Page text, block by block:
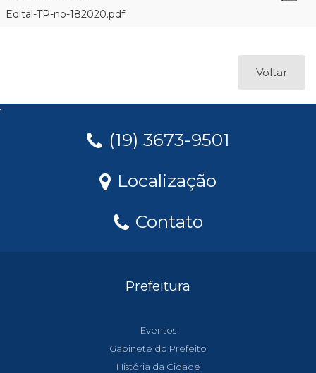
Edital-TP-no-182020.pdf
Voltar
(19) 3673-9501
Localização
Contato
Prefeitura
Eventos
Gabinete do Prefeito
História da Cidade